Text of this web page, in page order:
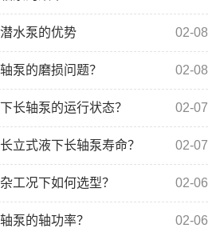
水泵的优势 02-08
泵的磨损问题？ 02-08
长轴泵的运行状态？ 02-07
立式液下长轴泵寿命？ 02-07
工况下如何选型？ 02-06
泵的轴功率？ 02-06